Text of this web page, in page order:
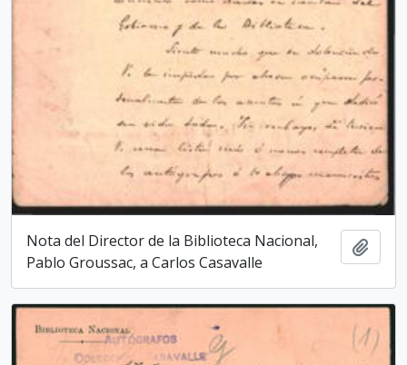
Nota del Director de la Biblioteca Nacio­nal,
Pablo Groussac, a Carlos Casavalle